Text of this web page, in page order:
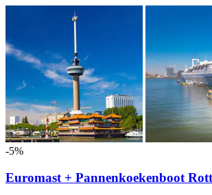
-5%
Euromast + Pannenkoekenboot